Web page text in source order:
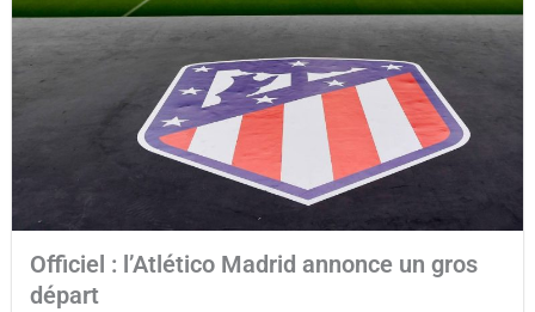
Officiel : l’Atlético Madrid annonce un gros
départ